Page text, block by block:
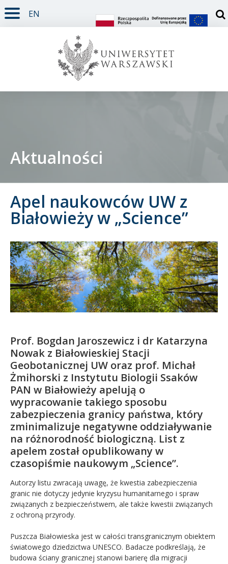
TREŚĆ STRONY
MENU GŁÓWNE
WYSZUKIWARKA
SOCIAL MEDIA
STOPKA STRONY
EN
Doktorant
Pracownik
Kandydat
Absolwent
Aktualności
Apel naukowców UW z
Białowieży w „Science”
Prof. Bogdan Jaroszewicz i dr Katarzyna
Nowak z Białowieskiej Stacji
Geobotanicznej UW oraz prof. Michał
Żmihorski z Instytutu Biologii Ssaków
PAN w Białowieży apelują o
wypracowanie takiego sposobu
zabezpieczenia granicy państwa, który
zminimalizuje negatywne oddziaływanie
na różnorodność biologiczną. List z
apelem został opublikowany w
czasopiśmie naukowym „Science”.
Autorzy listu zwracają uwagę, że kwestia zabezpieczenia
granic nie dotyczy jedynie kryzysu humanitarnego i spraw
związanych z bezpieczeństwem, ale także kwestii związanych
z ochroną przyrody.
Puszcza Białowieska jest w całości transgranicznym obiektem
światowego dziedzictwa UNESCO. Badacze podkreślają, że
budowa ściany granicznej stanowi barierę dla migracji